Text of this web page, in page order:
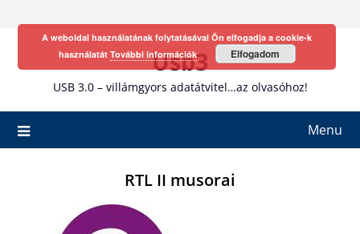
Usb3
USB 3.0 – villámgyors adatátvitel…az olvasóhoz!
Menu
RTL II musorai
A weboldal használatának folytatásával Ön elfogadja a cookie-k
használatát További információk Elfogadom